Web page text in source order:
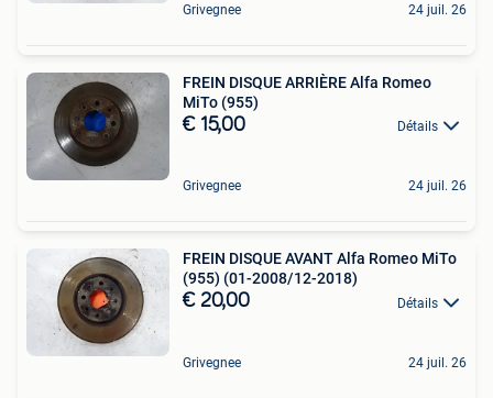
Grivegnee 24 juil. 26
FREIN DISQUE ARRIÈRE Alfa Romeo
MiTo (955)
€ 15,00 Détails
Grivegnee 24 juil. 26
FREIN DISQUE AVANT Alfa Romeo MiTo
(955) (01-2008/12-2018)
€ 20,00 Détails
Grivegnee 24 juil. 26